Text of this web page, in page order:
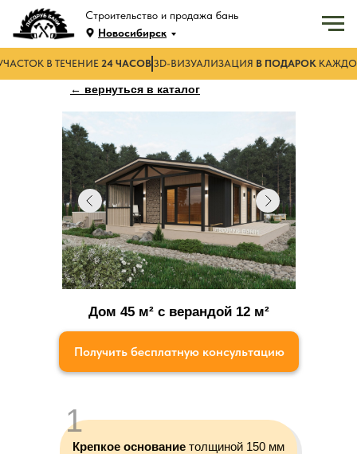
В ТЕЧЕНИЕ 24 ЧАСОВ 3D-ВИЗУАЛИЗАЦИЯ В ПОДАРОК
Строительство и продажа бань
Новосибирск
Крепкое основаниетолщиной 150 мм
1
Дом 45 м² с верандой 12 м²
Получить бесплатную консультацию
← вернуться в каталог